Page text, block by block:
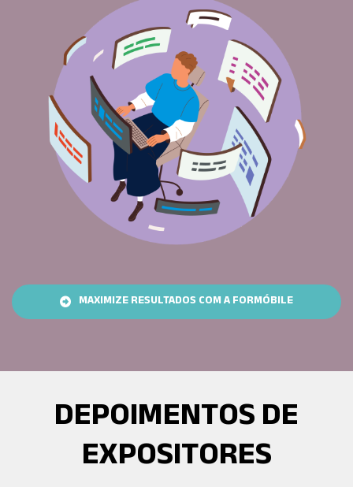
MAXIMIZE RESULTADOS COM A
MAXIMIZE RESULTADOS COM A FORMÓBILE
DEPOIMENTOS DE
EXPOSITORES